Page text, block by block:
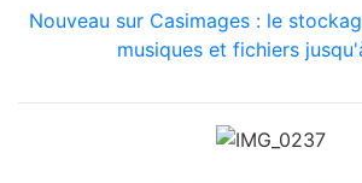
Nouveau sur Casimages : le
musiques et fichiers